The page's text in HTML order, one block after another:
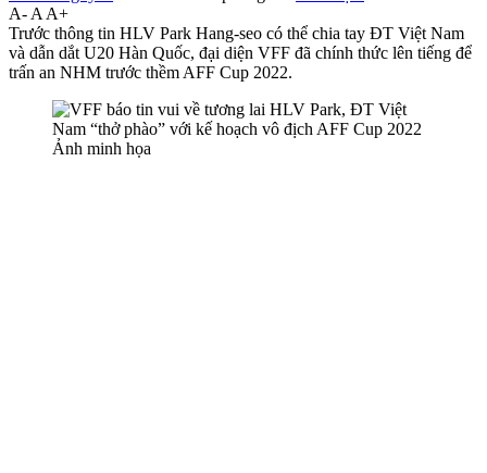
A- A A+
Trước thông tin HLV Park Hang-seo có thể chia tay ĐT Việt Nam
và dẫn dắt U20 Hàn Quốc, đại diện VFF đã chính thức lên tiếng để
trấn an NHM trước thềm AFF Cup 2022.
Ảnh minh họa